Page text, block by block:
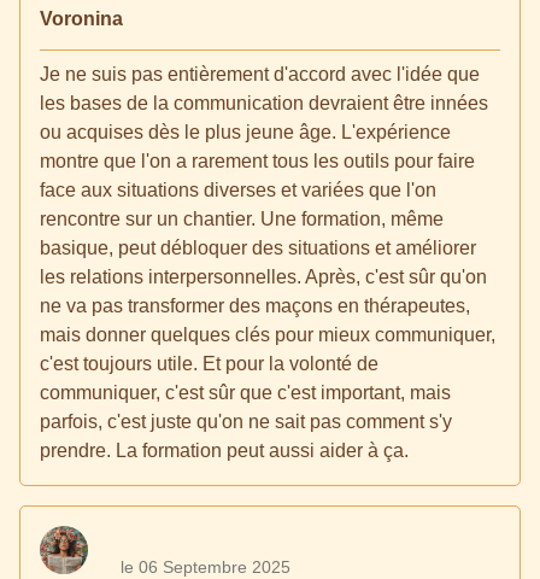
Voronina
Je ne suis pas entièrement d'accord avec l'idée que
les bases de la communication devraient être innées
ou acquises dès le plus jeune âge. L'expérience
montre que l'on a rarement tous les outils pour faire
face aux situations diverses et variées que l'on
rencontre sur un chantier. Une formation, même
basique, peut débloquer des situations et améliorer
les relations interpersonnelles. Après, c'est sûr qu'on
ne va pas transformer des maçons en thérapeutes,
mais donner quelques clés pour mieux communiquer,
c'est toujours utile. Et pour la volonté de
communiquer, c'est sûr que c'est important, mais
parfois, c'est juste qu'on ne sait pas comment s'y
prendre. La formation peut aussi aider à ça.
le 06 Septembre 2025